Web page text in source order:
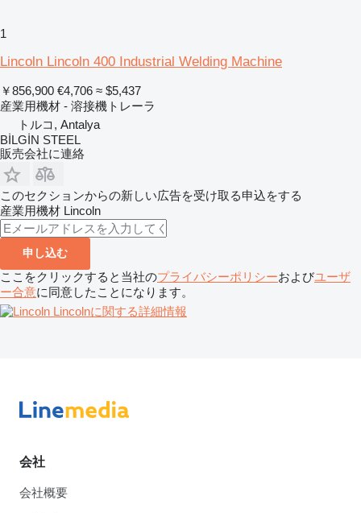
1
Lincoln Lincoln 400 Industrial Welding Machine
￥856,900 €4,706 ≈ $5,437
産業用機材 - 溶接機トレーラ
トルコ, Antalya
BİLGİN STEEL
販売会社に連絡
このセクションからの新しい広告を受け取る申込をする
産業用機材 Lincoln
申し込む
ここをクリックすると当社のプライバシーポリシーおよびユーザ
ー合意に同意したことになります。
Lincolnに関する詳細情報
会社
会社概要